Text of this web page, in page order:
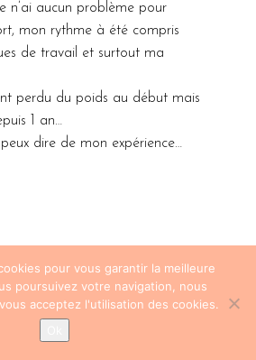
n’ai aucun problème pour
mon rythme à été compris
de travail et surtout ma
perdu du poids au début mais
1 an…
dire de mon expérience…
Anne-
so
pour vous garantir la meilleure
poursuivez votre navigation, nous
acceptez l'utilisation des cookies.